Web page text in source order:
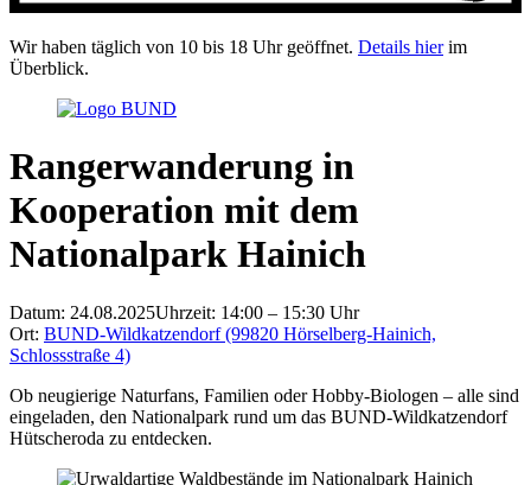
Wir haben täglich von 10 bis 18 Uhr geöffnet. Details hierim
Überblick.
Rangerwanderung in
Kooperation mit dem
Nationalpark Hainich
Datum: 24.08.2025Uhrzeit: 14:00 – 15:30 Uhr
Ort: BUND-Wildkatzendorf (99820 Hörselberg-Hainich,
Schlossstraße 4)
Ob neugierige Naturfans, Familien oder Hobby-Biologen – alle sind
eingeladen, den Nationalpark rund um das BUND-Wildkatzendorf
Hütscheroda zu entdecken.